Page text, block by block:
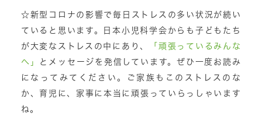
☆新型コロナの影響で毎日ストレスの多い状況が続い
ていると思います。日本小児科学会からも子どもたち
が大変なストレスの中にあり、
「頑張っているみんな
へ」
とメッセージを発信しています。ぜひ一度お読み
になってみてください。ご家族もこのストレスのな
か、育児に、家事に本当に頑張っていらっしゃいます
ね。